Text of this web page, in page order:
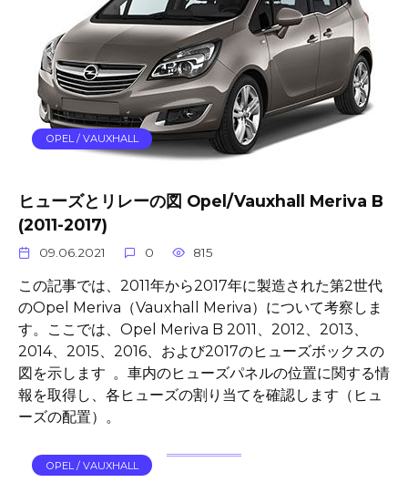
OPEL / VAUXHALL
ヒューズとリレーの図 Opel/Vauxhall Meriva B
(2011-2017)
09.06.2021 0 815
この記事では、2011年から2017年に製造された第2世代
のOpel Meriva（Vauxhall Meriva）について考察しま
す。ここでは、Opel Meriva B 2011、2012、2013、
2014、2015、2016、および2017のヒューズボックスの
図を示します 。車内のヒューズパネルの位置に関する情
報を取得し、各ヒューズの割り当てを確認します（ヒュ
ーズの配置）。
OPEL / VAUXHALL